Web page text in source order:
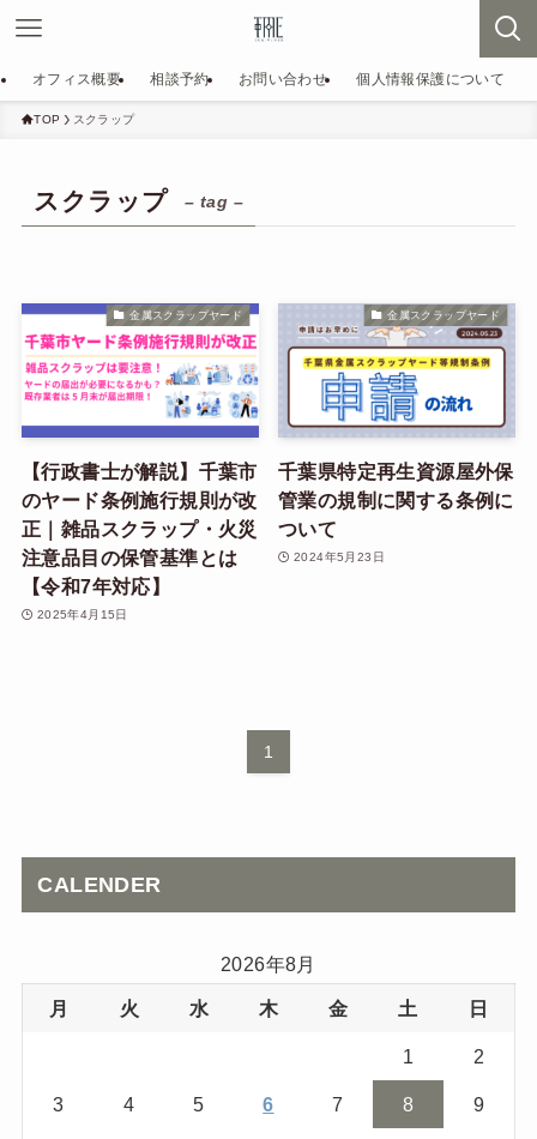
オフィス概要 相談予約 お問い合わせ 個人情報保護について
TOP スクラップ
スクラップ – tag –
金属スクラップヤード
【行政書士が解説】千葉市
のヤード条例施行規則が改
正｜雑品スクラップ・火災
注意品目の保管基準とは
【令和7年対応】
2025年4月15日
金属スクラップヤード
千葉県特定再生資源屋外保
管業の規制に関する条例に
ついて
2024年5月23日
1
CALENDER
2026年8月
月 火 水 木 金 土 日
1 2
3 4 5 6 7 8 9